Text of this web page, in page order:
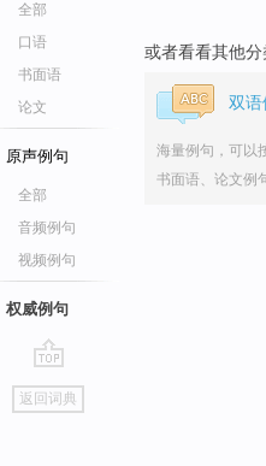
全部
口语
书面语
论文
原声例句
全部
音频例句
视频例句
权威例句
go
top
返回词典
或者看看其他分
双语
海量例句，可以
书面语、论文例